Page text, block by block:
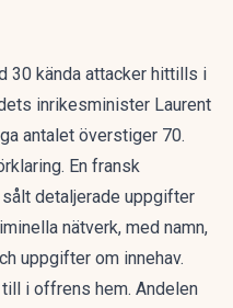
30 kända attacker hittills i
inrikesminister Laurent
antalet överstiger 70.
En fransk
detaljerade uppgifter
nätverk, med namn,
uppgifter om innehav.
i offrens hem. Andelen